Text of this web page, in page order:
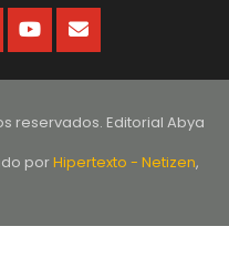
reservados. Editorial Abya
porHipertexto - Netizen,